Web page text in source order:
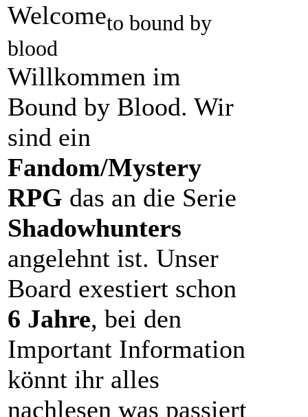
Welcometo bound by
blood
Willkommen im
Bound by Blood. Wir
sind ein
Fandom/Mystery
RPG das an die Serie
Shadowhunters
angelehnt ist. Unser
Board exestiert schon
6 Jahre, bei den
Important Information
könnt ihr alles
nachlesen was passiert